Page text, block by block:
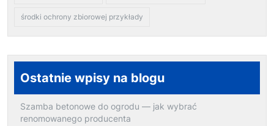
środki ochrony zbiorowej przykłady
Ostatnie wpisy na blogu
Szamba betonowe do ogrodu — jak wybrać
renomowanego producenta